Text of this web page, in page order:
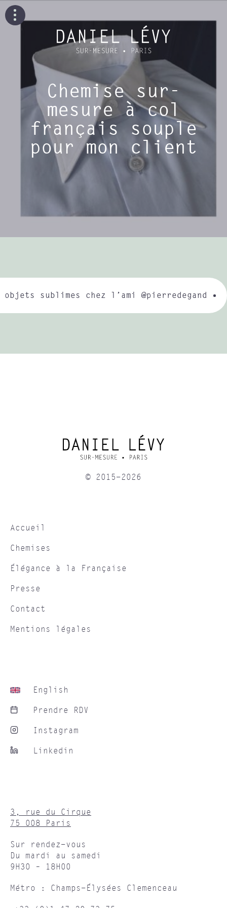
Chemise sur-
mesure à col
français souple
pour mon client
objets sublimes chez l’ami @pierredegand
© 2015-2026
Accueil
Chemises
Élégance à la Française
Presse
Contact
Mentions légales
English
Prendre RDV
Instagram
Linkedin
3, rue du Cirque
75 008 Paris
Sur rendez-vous
Du mardi au samedi
9H30 – 18H00
Métro : Champs-Élysées Clemenceau